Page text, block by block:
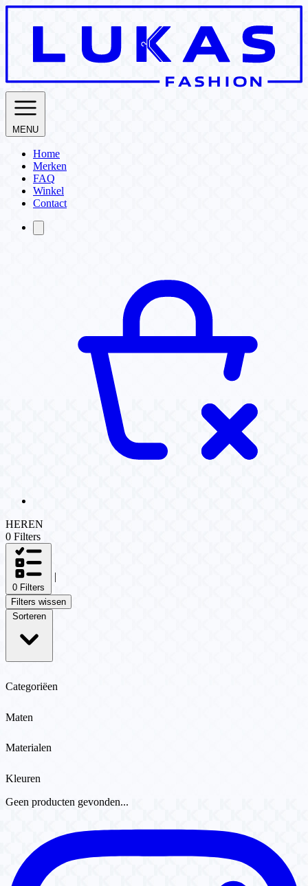
MENU
Home
Merken
FAQ
Winkel
Contact
HEREN
0 Filters
0 Filters
|
Filters wissen
Sorteren
Categoriëen
Maten
Materialen
Kleuren
Geen producten gevonden...